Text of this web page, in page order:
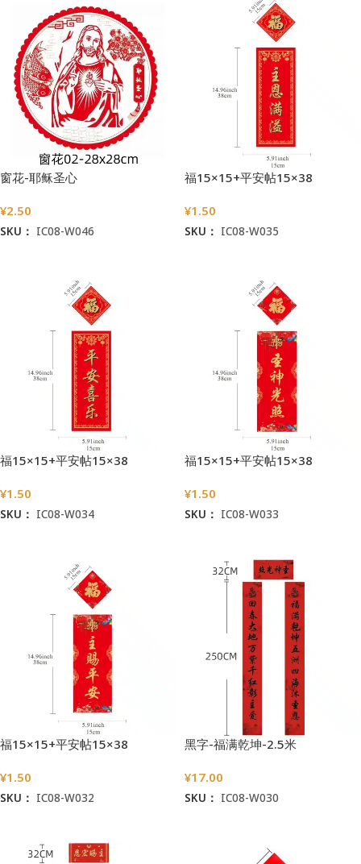
窗花-耶稣圣心
¥2.50
SKU： IC08-W046
福15×15+平安帖15×38
¥1.50
SKU： IC08-W035
福15×15+平安帖15×38
¥1.50
SKU： IC08-W034
福15×15+平安帖15×38
¥1.50
SKU： IC08-W033
福15×15+平安帖15×38
¥1.50
SKU： IC08-W032
黑字-福满乾坤-2.5米
¥17.00
SKU： IC08-W030